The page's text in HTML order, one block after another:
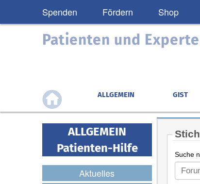
Spenden Fördern Shop
Patienten und
ALLGEMEIN GIST
ALLGEMEIN
Patienten-Hilfe
Aktuelles
Suche